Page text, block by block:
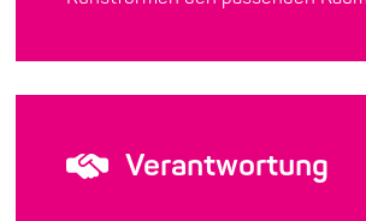
Verantwortung